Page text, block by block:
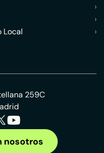
›
›
Local
›
259C
nosotros